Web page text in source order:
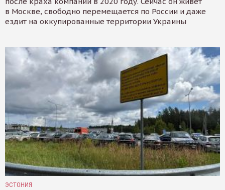
в Москве, свободно перемещается по России и даже
ездит на оккупированные территории Украины
ЭСТОНИЯ